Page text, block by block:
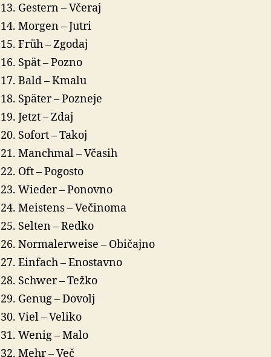
Gestern – Včeraj
Morgen – Jutri
Früh – Zgodaj
Spät – Pozno
Bald – Kmalu
Später – Pozneje
Jetzt – Zdaj
Sofort – Takoj
Manchmal – Včasih
Oft – Pogosto
Wieder – Ponovno
Meistens – Večinoma
Selten – Redko
Normalerweise – Običajno
Einfach – Enostavno
Schwer – Težko
Genug – Dovolj
Viel – Veliko
Wenig – Malo
Mehr – Več